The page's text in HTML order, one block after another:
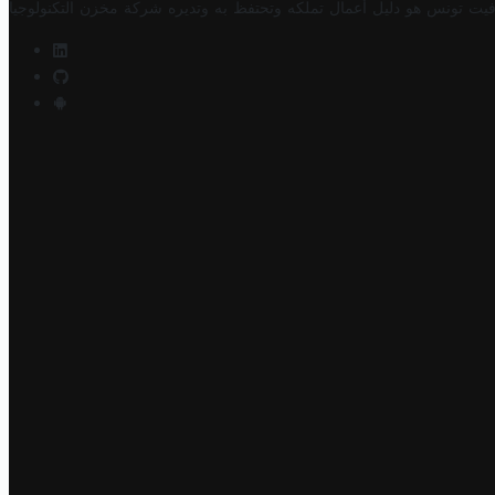
تونس هو دليل أعمال تملكه وتحتفظ به وتديره شركة مخزن التكنولوجيا